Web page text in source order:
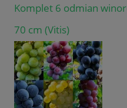
Komplet 6 odmian
70 cm (Vitis)